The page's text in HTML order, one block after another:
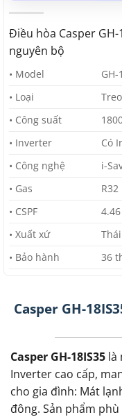
Điều hòa Casper
nguyên bộ
• Model
GH-
• Loại
• Công suất
• Inverter
Có
• Công nghệ
i-
• Gas
R32
• CSPF
• Xuất xứ
• Bảo hành
36
Casper GH-
Casper GH-18IS35 là
Inverter cao cấp,
cho gia đình: Mát
đông. Sản phẩm